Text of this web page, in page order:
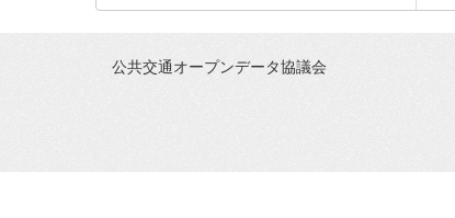
公共交通オープンデータ協議会